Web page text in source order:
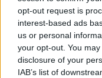
opt-out request is
interest-based ads
us or personal
your opt-out. You
disclosure of your
IAB’s list of